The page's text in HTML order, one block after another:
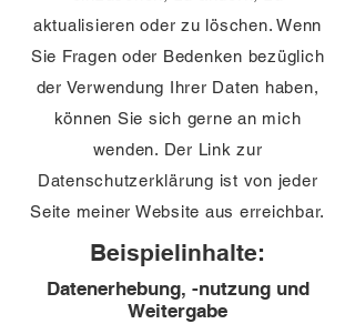
aktualisieren oder zu löschen. Wenn
Sie Fragen oder Bedenken bezüglich
der Verwendung Ihrer Daten haben,
können Sie sich gerne an mich
wenden. Der Link zur
Datenschutzerklärung ist von jeder
Seite meiner Website aus erreichbar.
Beispielinhalte:
Datenerhebung, -nutzung und
Weitergabe